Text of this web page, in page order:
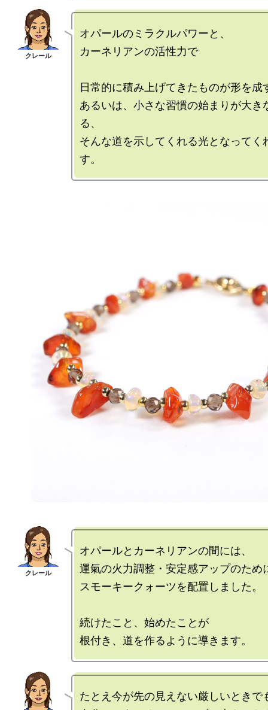
オパールのミラクルパワーと、
カーネリアンの活性力で
日常的に積み上げてきたものが形を成
あるいは、小さな習慣の始まりが大き
る、
そんな道を示してくれる光となってく
オパールとカーネリアンの間には、
運氣の火力調整・安定感アップのため
スモーキークォーツを配置しました。
続けたこと、始めたことが
たとえ今が先の見えない厳しいときで